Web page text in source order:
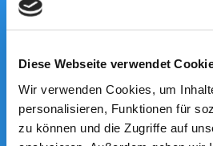
Diese Webseite verwendet
Wir verwenden Cookies, um
personalisieren, Funktionen für
zu können und die Zugriffe auf
Passende Container für